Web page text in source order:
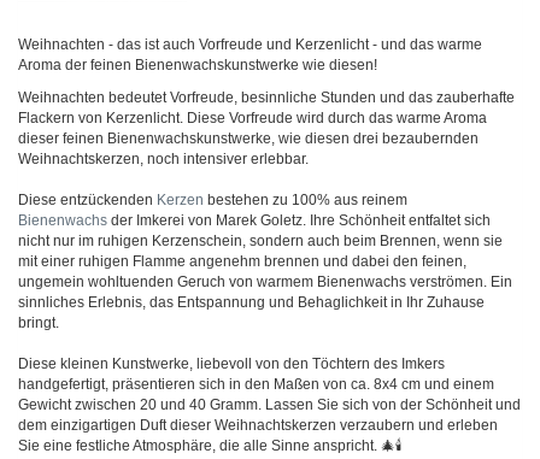
Weihnachten - das ist auch Vorfreude und Kerzenlicht - und das warme
Aroma der feinen Bienenwachskunstwerke wie diesen!
Weihnachten bedeutet Vorfreude, besinnliche Stunden und das zauberhafte
Flackern von Kerzenlicht. Diese Vorfreude wird durch das warme Aroma
dieser feinen Bienenwachskunstwerke, wie diesen drei bezaubernden
Weihnachtskerzen, noch intensiver erlebbar.
Diese entzückenden Kerzen bestehen zu 100% aus reinem
Bienenwachs der Imkerei von Marek Goletz. Ihre Schönheit entfaltet sich
nicht nur im ruhigen Kerzenschein, sondern auch beim Brennen, wenn sie
mit einer ruhigen Flamme angenehm brennen und dabei den feinen,
ungemein wohltuenden Geruch von warmem Bienenwachs verströmen. Ein
sinnliches Erlebnis, das Entspannung und Behaglichkeit in Ihr Zuhause
bringt.
Diese kleinen Kunstwerke, liebevoll von den Töchtern des Imkers
handgefertigt, präsentieren sich in den Maßen von ca. 8x4 cm und einem
Gewicht zwischen 20 und 40 Gramm. Lassen Sie sich von der Schönheit und
dem einzigartigen Duft dieser Weihnachtskerzen verzaubern und erleben
Sie eine festliche Atmosphäre, die alle Sinne anspricht. 🎄🕯️